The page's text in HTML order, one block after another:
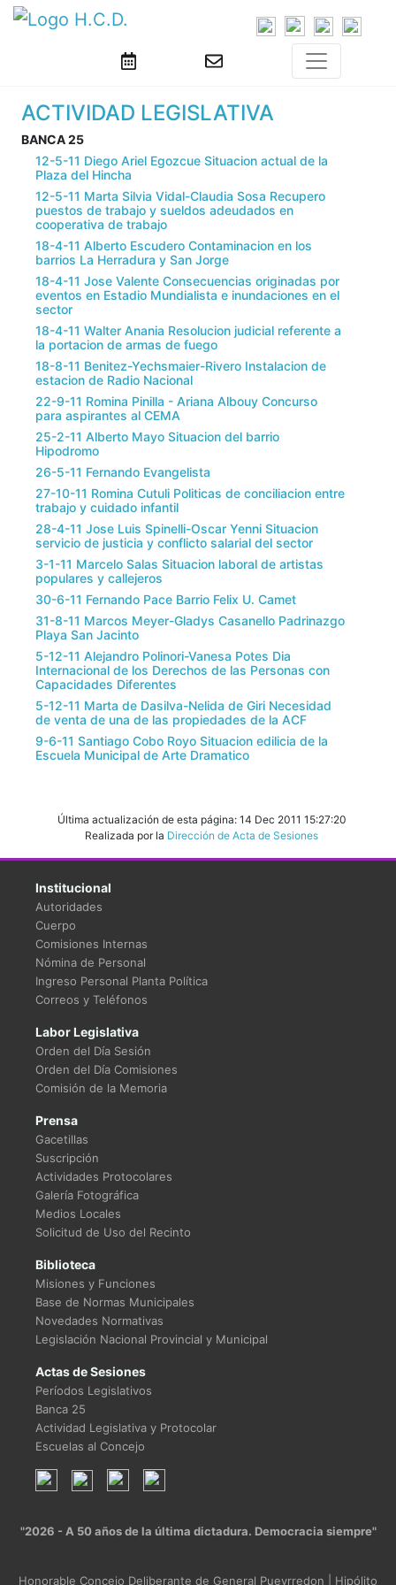
ACTIVIDAD LEGISLATIVA
BANCA 25
12-5-11 Diego Ariel Egozcue Situacion actual de la
Plaza del Hincha
12-5-11 Marta Silvia Vidal-Claudia Sosa Recupero
puestos de trabajo y sueldos adeudados en
cooperativa de trabajo
18-4-11 Alberto Escudero Contaminacion en los
barrios La Herradura y San Jorge
18-4-11 Jose Valente Consecuencias originadas por
eventos en Estadio Mundialista e inundaciones en el
sector
18-4-11 Walter Anania Resolucion judicial referente a
la portacion de armas de fuego
18-8-11 Benitez-Yechsmaier-Rivero Instalacion de
estacion de Radio Nacional
22-9-11 Romina Pinilla - Ariana Albouy Concurso
para aspirantes al CEMA
25-2-11 Alberto Mayo Situacion del barrio
Hipodromo
26-5-11 Fernando Evangelista
27-10-11 Romina Cutuli Politicas de conciliacion entre
trabajo y cuidado infantil
28-4-11 Jose Luis Spinelli-Oscar Yenni Situacion
servicio de justicia y conflicto salarial del sector
3-1-11 Marcelo Salas Situacion laboral de artistas
populares y callejeros
30-6-11 Fernando Pace Barrio Felix U. Camet
31-8-11 Marcos Meyer-Gladys Casanello Padrinazgo
Playa San Jacinto
5-12-11 Alejandro Polinori-Vanesa Potes Dia
Internacional de los Derechos de las Personas con
Capacidades Diferentes
5-12-11 Marta de Dasilva-Nelida de Giri Necesidad
de venta de una de las propiedades de la ACF
9-6-11 Santiago Cobo Royo Situacion edilicia de la
Escuela Municipal de Arte Dramatico
Última actualización de esta página: 14 Dec 2011 15:27:20
Realizada por la Dirección de Acta de Sesiones
Institucional
Autoridades
Cuerpo
Comisiones Internas
Nómina de Personal
Ingreso Personal Planta Política
Correos y Teléfonos
Labor Legislativa
Orden del Día Sesión
Orden del Día Comisiones
Comisión de la Memoria
Prensa
Gacetillas
Suscripción
Actividades Protocolares
Galería Fotográfica
Medios Locales
Solicitud de Uso del Recinto
Biblioteca
Misiones y Funciones
Base de Normas Municipales
Novedades Normativas
Legislación Nacional Provincial y Municipal
Actas de Sesiones
Períodos Legislativos
Banca 25
Actividad Legislativa y Protocolar
Escuelas al Concejo
"2026 - A 50 años de la última dictadura. Democracia siempre"
Honorable Concejo Deliberante de General Pueyrredon | Hipólito